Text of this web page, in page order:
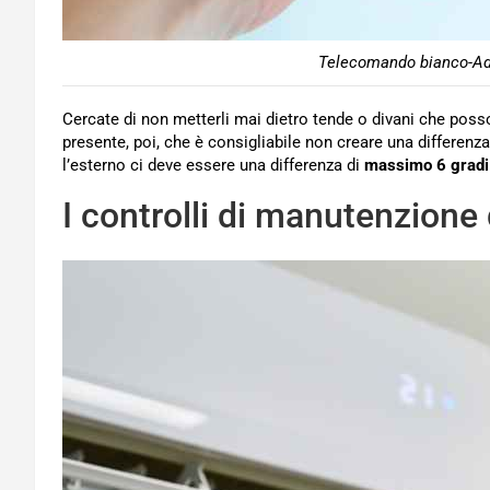
Telecomando bianco-
Cercate di non metterli mai dietro tende o divani che
presente, poi, che è consigliabile non creare una
l’esterno ci deve essere una differenza di massimo 6
I controlli di